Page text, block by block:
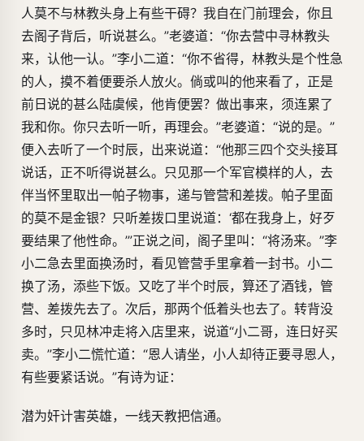
人莫不与林教头身上有些干碍？我自在门前理会，你且
去阁子背后，听说甚么。”老婆道：“你去营中寻林教头
来，认他一认。”李小二道：“你不省得，林教头是个性急
的人，摸不着便要杀人放火。倘或叫的他来看了，正是
前日说的甚么陆虞候，他肯便罢？做出事来，须连累了
我和你。你只去听一听，再理会。”老婆道：“说的是。”
便入去听了一个时辰，出来说道：“他那三四个交头接耳
说话，正不听得说甚么。只见那一个军官模样的人，去
伴当怀里取出一帕子物事，递与管营和差拨。帕子里面
的莫不是金银？只听差拨口里说道：‘都在我身上，好歹
要结果了他性命。’”正说之间，阁子里叫：“将汤来。”李
小二急去里面换汤时，看见管营手里拿着一封书。小二
换了汤，添些下饭。又吃了半个时辰，算还了酒钱，管
营、差拨先去了。次后，那两个低着头也去了。转背没
多时，只见林冲走将入店里来，说道“小二哥，连日好买
卖。”李小二慌忙道：“恩人请坐，小人却待正要寻恩人，
有些要紧话说。”有诗为证：
潜为奸计害英雄，一线天教把信通。